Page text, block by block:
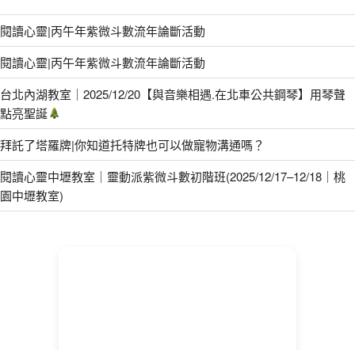
閱讀心靈|丙午年紫微斗數流年論斷活動
閱讀心靈|丙午年紫微斗數流年論斷活動
台北內湖教室｜2025/12/20【與音樂相遇.在北車公共鋼琴】用琴聲
點亮聖誕
拜託了塔羅牌|你知道托特牌也可以做寵物溝通嗎？
閱讀心靈中壢教室｜靈動派紫微斗數初階班(2025/12/17–12/18｜桃
園中壢教室)